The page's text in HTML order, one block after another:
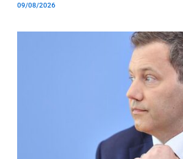
09/08/2026